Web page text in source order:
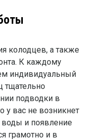
колодцев, а также
К каждому
индивидуальный
тщательно
подводки в
у вас не возникнет
воды и появление
грамотно и в